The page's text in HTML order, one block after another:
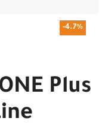
-4.7%
Plus